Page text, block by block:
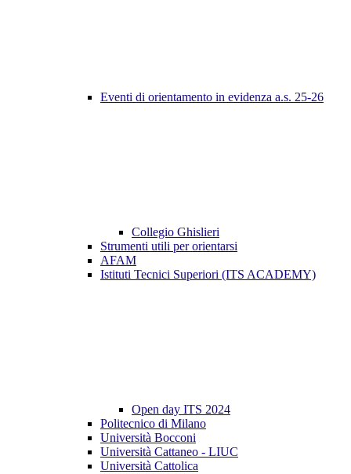
Eventi di orientamento in evidenza a.s. 25-26
Collegio Ghislieri
Strumenti utili per orientarsi
AFAM
Istituti Tecnici Superiori (ITS ACADEMY)
Open day ITS 2024
Politecnico di Milano
Università Bocconi
Università Cattaneo - LIUC
Università Cattolica